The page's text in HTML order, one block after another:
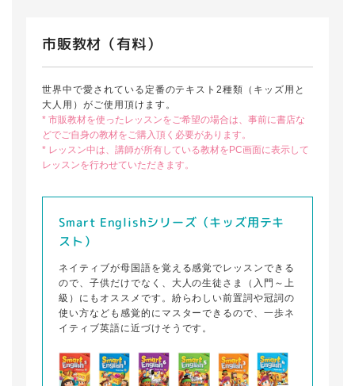
市販教材（有料）
世界中で愛されている定番のテキスト2種類（キッズ用と
大人用）がご使用頂けます。
* 市販教材を使ったレッスンをご希望の場合は、事前に書店な
どでご自身の教材をご購入頂く必要があります。
* レッスン中は、講師が所有している教材をPC画面に表示して
レッスンを行わせていただきます。
Smart Englishシリーズ（キッズ用テキ
スト）
ネイティブが母国語を覚える感覚でレッスンできる
ので、子供だけでなく、大人の生徒さま（入門～上
級）にもオススメです。紛らわしい前置詞や冠詞の
使い方なども感覚的にマスターできるので、一歩ネ
イティブ英語に近づけそうです。